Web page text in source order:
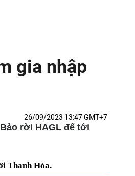
gia nhập
26/09/2023 13:47 GMT+7
rời HAGL để tới
Thanh Hóa.